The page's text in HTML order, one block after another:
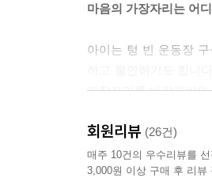
마음의 가장자리는 어
아이는 텅 빈 운동장
가장자리를 바람개비
있습니다. 다음 날, 다
오늘 ‘가장 두근거리는
회원리뷰 (26건)
매주 10건의 우수리뷰를
3,000원 이상 구매 후 리뷰